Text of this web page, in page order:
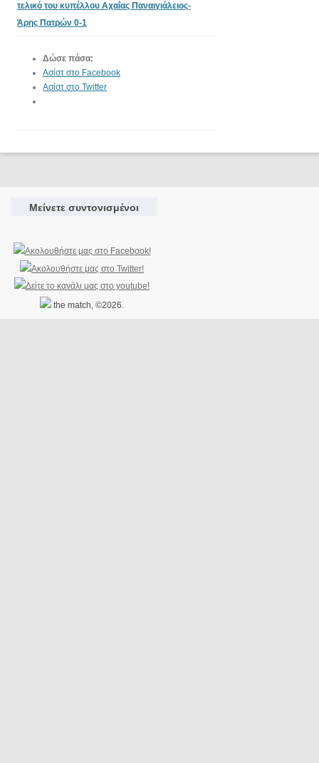
τελικό του κυπέλλου Αχαΐας Παναιγιάλειος-
Άρης Πατρών 0-1
Δώσε πάσα:
Ασίστ στο Facebook
Ασίστ στο Twitter
Μείνετε συντονισμένοι
the match, ©2026.